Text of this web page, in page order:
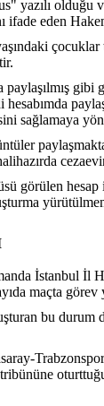
yazılı
ifade eden
paylaşılmış
sağlamaya
görülen hesap
İstanbul
maçta
bu